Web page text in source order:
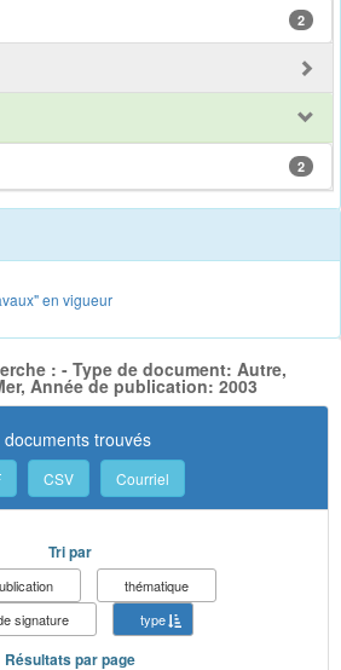
2
2
en vigueur
: - Type de document: Autre,
Année de publication: 2003
documents trouvés
CSV Courriel
Tri par
thématique
signature
type
Résultats par page